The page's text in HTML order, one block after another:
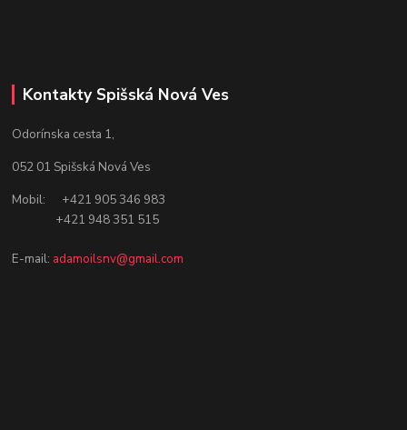
Kontakty Spišská Nová Ves
Odorínska cesta 1,
052 01 Spišská Nová Ves
Mobil: +421 905 346 983
+421 948 351 515
E-mail: adamoilsnv@gmail.com